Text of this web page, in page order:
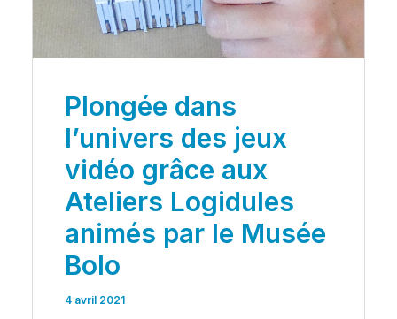
Plongée dans
l’univers des jeux
vidéo grâce aux
Ateliers Logidules
animés par le Musée
Bolo
4 avril 2021